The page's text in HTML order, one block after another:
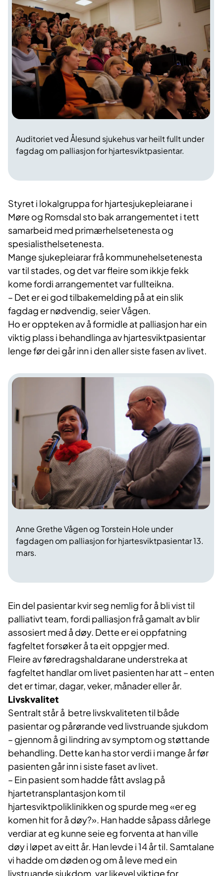
Auditoriet ved Ålesund sjukehus var heilt fullt under
fagdag om palliasjon for hjartesviktpasientar.
Styret i lokalgruppa for hjartesjukepleiarane i
Møre og Romsdal sto bak arrangementet i tett
samarbeid med primærhelsetenesta og
spesialisthelsetenesta.
Mange sjukepleiarar frå kommunehelsetenesta
var til stades, og det var fleire som ikkje fekk
kome fordi arrangementet var fullteikna.
– Det er ei god tilbakemelding på at ein slik
fagdag er nødvendig, seier Vågen.
Ho er oppteken av å formidle at palliasjon har ein
viktig plass i behandlinga av hjartesviktpasientar
lenge før dei går inn i den aller siste fasen av livet.
Anne Grethe Vågen og Torstein Hole under
fagdagen om palliasjon for hjartesviktpasientar 13.
mars.
Ein del pasientar kvir seg nemlig for å bli vist til
palliativt team, fordi palliasjon frå gamalt av blir
assosiert med å døy. Dette er ei oppfatning
fagfeltet forsøker å ta eit oppgjer med.
Fleire av føredragshaldarane understreka at
fagfeltet handlar om livet pasienten har att – enten
det er timar, dagar, veker, månader eller år.
Livskvalitet
Sentralt står å betre livskvaliteten til både
pasientar og pårørande ved livstruande sjukdom
– gjennom å gi lindring av symptom og støttande
behandling. Dette kan ha stor verdi i mange år før
pasienten går inn i siste faset av livet.
– Ein pasient som hadde fått avslag på
hjartetransplantasjon kom til
hjartesviktpoliklinikken og spurde meg «er eg
komen hit for å døy?». Han hadde såpass dårlege
verdiar at eg kunne seie eg forventa at han ville
døy i løpet av eitt år. Han levde i 14 år til. Samtalane
vi hadde om døden og om å leve med ein
livstruande sjukdom, var likevel viktige for